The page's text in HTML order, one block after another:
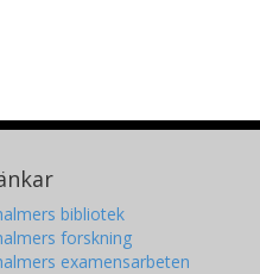
bibliotek
forskning
examensarbeten